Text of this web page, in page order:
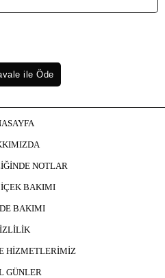
NOTLAR
BAKIMI
BAKIMI
HİZMETLERİMİZ
GÜNLER